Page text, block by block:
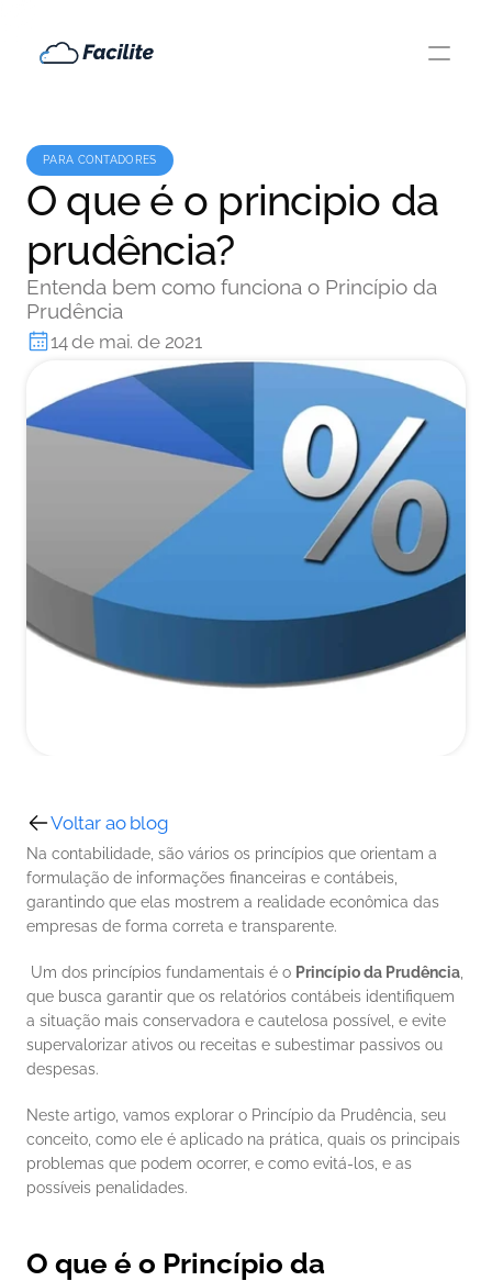
PARA CONTADORES
O que é o principio da
prudência?
Entenda bem como funciona o Princípio da
Prudência
14 de mai. de 2021
Voltar ao blog
Na contabilidade, são vários os princípios que orientam a
formulação de informações financeiras e contábeis,
garantindo que elas mostrem a realidade econômica das
empresas de forma correta e transparente.
Um dos princípios fundamentais é o Princípio da Prudência
que busca garantir que os relatórios contábeis identifiquem
a situação mais conservadora e cautelosa possível, e evite
supervalorizar ativos ou receitas e subestimar passivos ou
despesas.
Neste artigo, vamos explorar o Princípio da Prudência, seu
conceito, como ele é aplicado na prática, quais os principais
problemas que podem ocorrer, e como evitá-los, e as
possíveis penalidades.
O que é o Princípio da